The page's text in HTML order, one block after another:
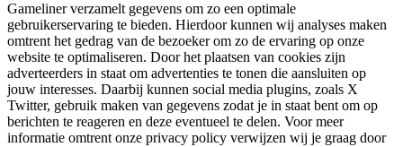
Gameliner verzamelt gegevens om zo een optimale
gebruikerservaring te bieden. Hierdoor kunnen wij analyses maken
omtrent het gedrag van de bezoeker om zo de ervaring op onze
website te optimaliseren. Door het plaatsen van cookies zijn
adverteerders in staat om advertenties te tonen die aansluiten op
jouw interesses. Daarbij kunnen social media plugins, zoals X
Twitter, gebruik maken van gegevens zodat je in staat bent om op
berichten te reageren en deze eventueel te delen. Voor meer
informatie omtrent onze privacy policy verwijzen wij je graag door